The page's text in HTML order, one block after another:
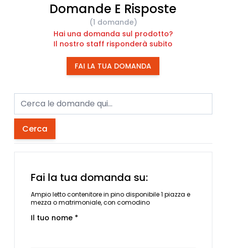
Domande E Risposte
(1 domande)
Hai una domanda sul prodotto?
Il nostro staff risponderà subito
FAI LA TUA DOMANDA
Cerca
Fai la tua domanda su:
Ampio letto contenitore in pino disponibile 1 piazza e
mezza o matrimoniale, con comodino
Il tuo nome *